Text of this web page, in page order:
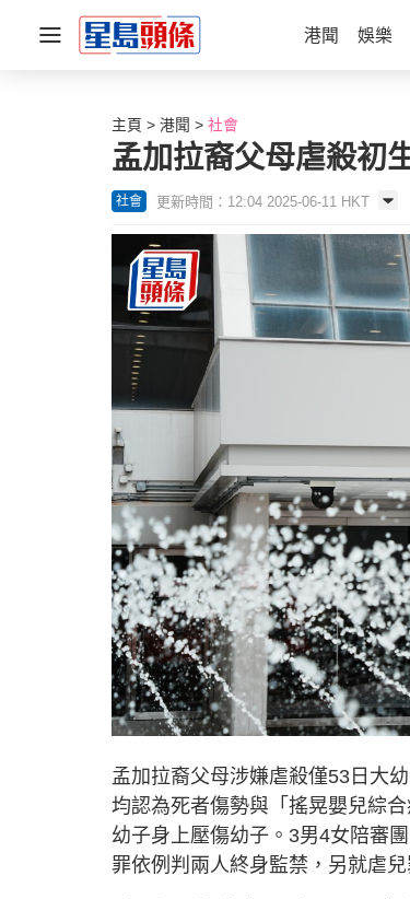
港聞 娛樂
主頁 港聞 社會
孟加拉裔父母虐殺初
社會 更新時間：12:04 2025-06-11 HKT
孟加拉裔父母涉嫌虐殺僅53日大
均認為死者傷勢與「搖晃嬰兒綜
幼子身上壓傷幼子。3男4女陪審
罪依例判兩人終身監禁，另就虐兒